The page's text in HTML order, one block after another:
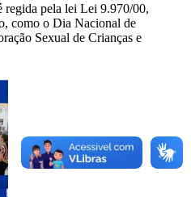
regida pela lei Lei 9.970/00,
como o Dia Nacional de
Sexual de Crianças e